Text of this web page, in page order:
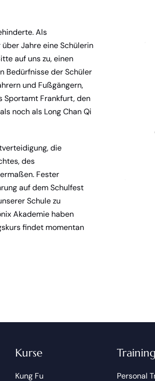
Als
Jahre eine Schülerin
auf uns zu, einen
Bedürfnisse der Schüler
und Fußgängern,
Sportamt Frankfurt, den
noch als Long Chan Qi
die
des
Fester
auf dem Schulfest
Schule zu
Akademie haben
findet momentan
Kurse
Kung Fu Personal